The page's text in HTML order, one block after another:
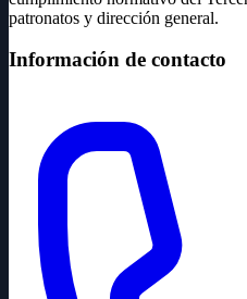
patronatos y dirección general.
Información de contacto